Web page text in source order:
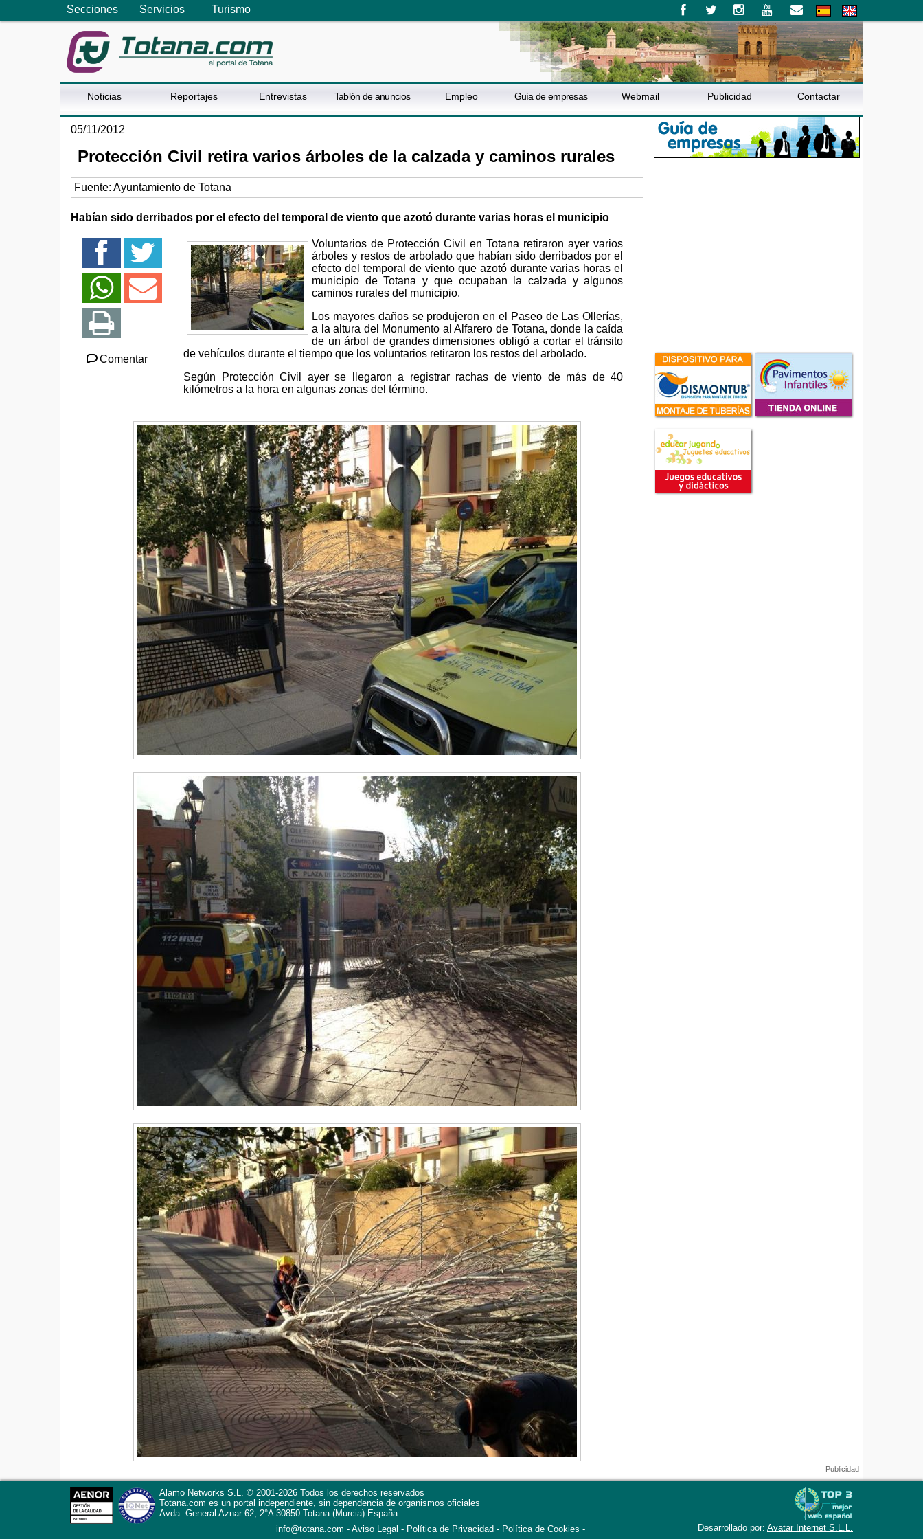
Secciones Servicios Turismo
Noticias Reportajes Entrevistas Tablón de anuncios Empleo Guía de empresas Webmail Publicidad Contactar
05/11/2012
Protección Civil retira varios árboles de la calzada y caminos rurales
Fuente: Ayuntamiento de Totana
Habían sido derribados por el efecto del temporal de viento que azotó durante varias horas el municipio
Comentar
Voluntarios de Protección Civil en Totana retiraron ayer varios
árboles y restos de arbolado que habían sido derribados por el
efecto del temporal de viento que azotó durante varias horas el
municipio de Totana y que ocupaban la calzada y algunos
caminos rurales del municipio.
Los mayores daños se produjeron en el Paseo de Las Ollerías,
a la altura del Monumento al Alfarero de Totana, donde la caída
de un árbol de grandes dimensiones obligó a cortar el tránsito
de vehículos durante el tiempo que los voluntarios retiraron los restos del arbolado.
Según Protección Civil ayer se llegaron a registrar rachas de viento de más de 40
kilómetros a la hora en algunas zonas del término.
Alamo Networks S.L. © 2001-2026 Todos los derechos reservados
Totana.com es un portal independiente, sin dependencia de organismos oficiales
Avda. General Aznar 62, 2°A 30850 Totana (Murcia) España
info@totana.com
Aviso Legal Política de Privacidad - Política de Cookies Desarrollado por: Avatar Internet S.L.L.